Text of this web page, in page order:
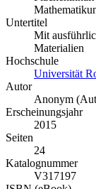
Untertitel
Mit
Materialien
Hochschule
Universität
Autor
Anonym
Erscheinungsjahr
2015
Seiten
24
Katalognummer
V317197